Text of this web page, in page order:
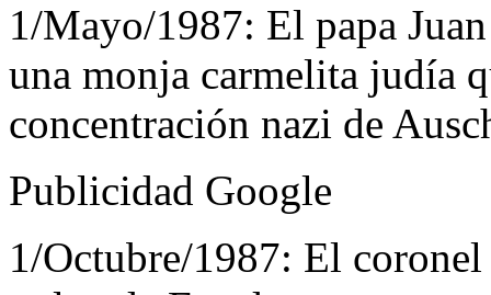
1/Mayo/1987: El papa
una monja carmelita judía
concentración nazi de
Publicidad Google
1/Octubre/1987: El